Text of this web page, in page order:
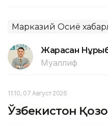
Марказий Осиё
Жарасқан
Муаллиф
11:10, 07 Август 2026
Ўзбекистон